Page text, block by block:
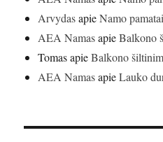
ArvydasapieNamo pamatai
AEA NamasapieBalkono
TomasapieBalkono
AEA NamasapieLauko